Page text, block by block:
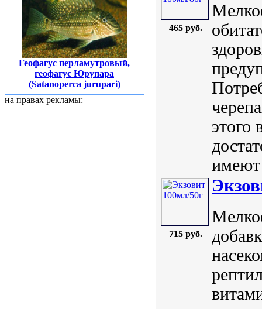
Геофагус перламутровый,
геофагус Юрупара
(Satanoperca jurupari)
на правах рекламы:
465 руб.
этого
715 руб.